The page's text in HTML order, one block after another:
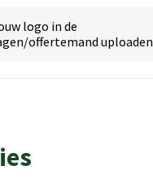
logo in de
offertemand uploaden